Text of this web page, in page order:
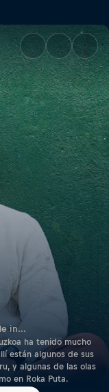
in...
ha tenido mucho
están algunos de sus
y algunas de las olas
en Roka Puta.